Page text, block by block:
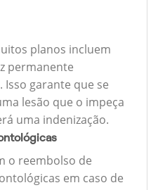
planos incluem
permanente
garante que se
lesão que o impeça
uma indenização.
o reembolso de
em caso de